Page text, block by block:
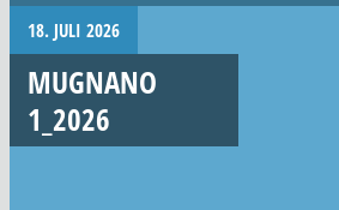
18. JULI 2026
MUGNANO
1_2026